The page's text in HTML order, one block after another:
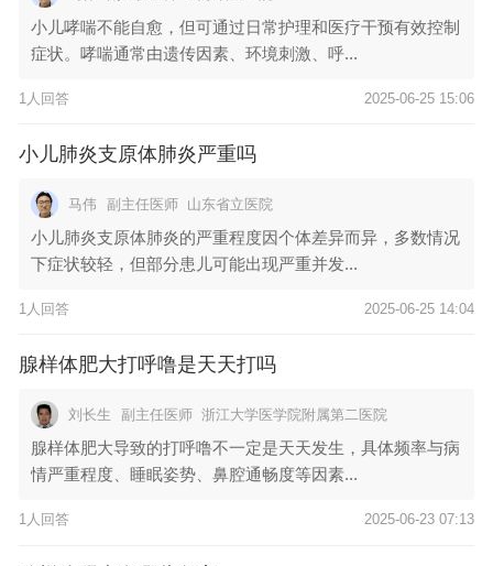
小儿哮喘不能自愈，但可通过日常护理和医疗干预有效控制
症状。哮喘通常由遗传因素、环境刺激、呼...
1人回答 2025-06-25 15:06
小儿肺炎支原体肺炎严重吗
马伟 副主任医师 山东省立医院
小儿肺炎支原体肺炎的严重程度因个体差异而异，多数情况
下症状较轻，但部分患儿可能出现严重并发...
1人回答 2025-06-25 14:04
腺样体肥大打呼噜是天天打吗
刘长生 副主任医师 浙江大学医学院附属第二医院
腺样体肥大导致的打呼噜不一定是天天发生，具体频率与病
情严重程度、睡眠姿势、鼻腔通畅度等因素...
1人回答 2025-06-23 07:13